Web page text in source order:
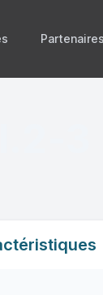
Partenaires